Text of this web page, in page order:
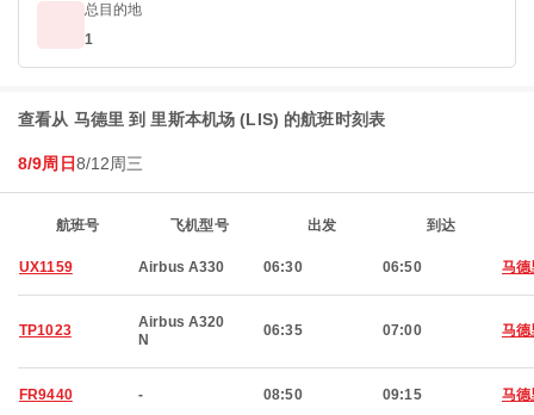
总目的地
1
查看从 马德里 到 里斯本机场 (LIS) 的航班时刻表
8/9周日8/12周三
航班号 飞机型号 出发 到达
UX1159 Airbus A330 06:30 06:50 马德
TP1023
Airbus A320
N
06:35 07:00 马德
FR9440 - 08:50 09:15 马德